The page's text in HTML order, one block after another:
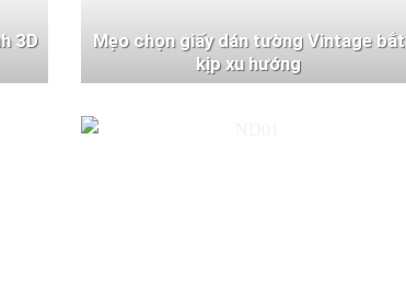
3D
Mẹo chọn giấy dán tường Vintage bắt
kịp xu hướng